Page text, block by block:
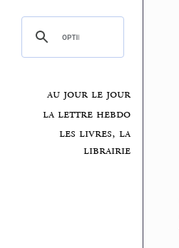
au jour le jour
la lettre hebdo
les livres, la
librairie